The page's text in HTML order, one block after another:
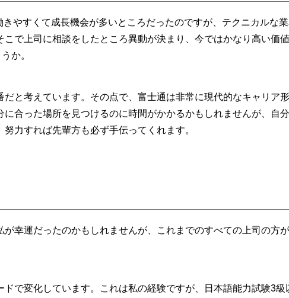
やすくて成長機会が多いところだったのですが、テクニカルな
で上司に相談をしたところ異動が決まり、今ではかなり高い価
か。
と考えています。その点で、富士通は非常に現代的なキャリア
合った場所を見つけるのに時間がかかるかもしれませんが、自
力すれば先輩方も必ず手伝ってくれます。
幸運だったのかもしれませんが、これまでのすべての上司の方
で変化しています。これは私の経験ですが、日本語能力試験3級